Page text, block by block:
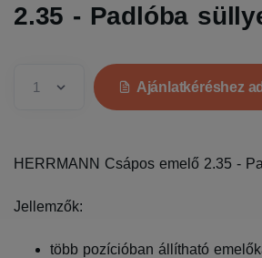
2.35 - Padlóba
Ajánlatkéréshez
HERRMANN Csápos emelő 2.35 -
Jellemzők:
több pozícióban állítható